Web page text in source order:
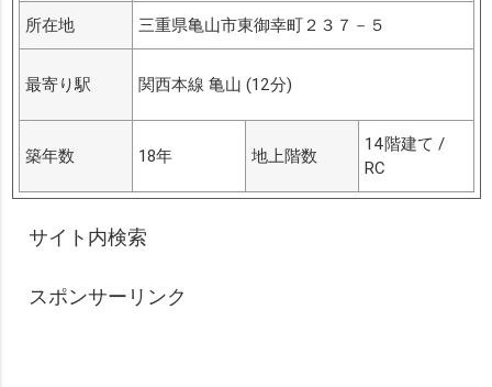
所在地 三重県亀山市東御幸町２３７－５
最寄り駅 関西本線 亀山 (12分)
築年数 18年 地上階数
14階建て /
RC
サイト内検索
スポンサーリンク